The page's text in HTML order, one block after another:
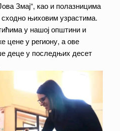
Змај“, као и полазницима
сходно њиховим узрастима.
у нашој општини и
цене у региону, а ове
деце у последњих десет